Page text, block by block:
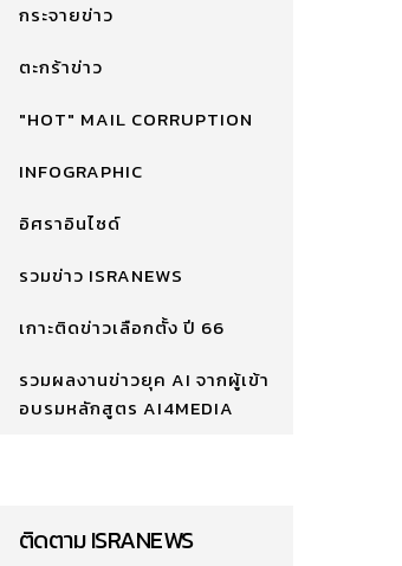
กระจายข่าว
ตะกร้าข่าว
"HOT" MAIL CORRUPTION
INFOGRAPHIC
อิศราอินไซด์
รวมข่าว ISRANEWS
เกาะติดข่าวเลือกตั้ง ปี 66
รวมผลงานข่าวยุค AI จากผู้เข้า
อบรมหลักสูตร AI4MEDIA
ติดตาม ISRANEWS